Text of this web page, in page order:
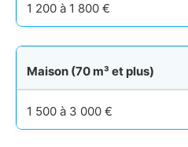
1 200 à 1 800 €
Maison (70 m³ et plus)
1 500 à 3 000 €